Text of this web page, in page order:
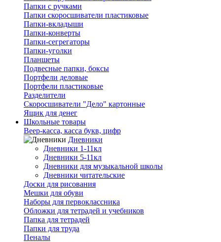
Папки с ручками
Папки скоросшиватели пластиковые
Папки-вкладыши
Папки-конверты
Папки-сегрегаторы
Папки-уголки
Планшеты
Подвесные папки, боксы
Портфели деловые
Портфели пластиковые
Разделители
Скоросшиватели "Дело" картонные
Ящик для денег
Школьные товары
Веер-касса, касса букв, цифр
Дневники
Дневники 1-11кл
Дневники 5-11кл
Дневники для музыкальной школы
Дневники читательские
Доски для рисования
Мешки для обуви
Наборы для первоклассника
Обложки для тетрадей и учебников
Папка для тетрадей
Папки для труда
Пеналы